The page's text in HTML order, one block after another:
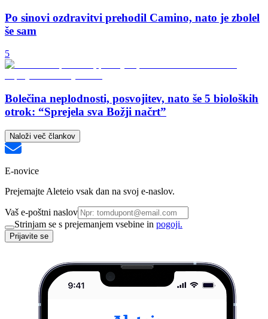
Po sinovi ozdravitvi prehodil Camino, nato je zbolel
še sam
5
Bolečina neplodnosti, posvojitev, nato še 5 bioloških
otrok: “Sprejela sva Božji načrt”
Naloži več člankov
E-novice
Prejemajte Aleteio vsak dan na svoj e-naslov.
Vaš e-poštni naslov
Strinjam se s prejemanjem vsebine in pogoji.
Prijavite se